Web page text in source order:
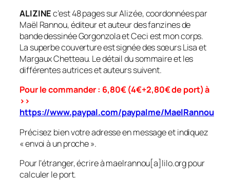
ALIZINEc’est 48 pages sur Alizée, coordonnées par
Maël Rannou, éditeur et auteur des fanzines de
bande dessinéeGorgonzolaetCeci est mon corps.
La superbe couverture est signée des sœurs Lisa et
Margaux Chetteau. Le détail du sommaire et les
différentes autrices et auteurs suivent.
Pour le commander : 6,80€ (4€+2,80€ de port) à
>>
https://www.paypal.com/paypalme/MaelRannou
Précisez bien votre adresse en message et indiquez
« envoi à un proche ».
Pour l’étranger, écrire à maelrannou[a]lilo.org pour
calculer le port.